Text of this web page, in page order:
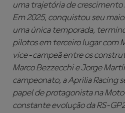
uma trajetória de crescimento
Em 2025, conquistou seu
uma única temporada,
pilotos em terceiro lugar com
vice-campeã entre os
Marco Bezzecchi e Jorge
campeonato, a Aprilia Racing
papel de protagonista na
constante evolução da RS-